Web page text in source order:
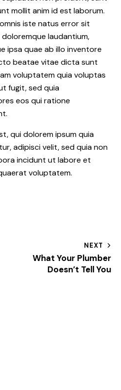
mollit anim id est laborum.
iste natus error sit
laudantium,
ipsa quae ab illo inventore
beatae vitae dicta sunt
voluptatem quia voluptas
fugit, sed quia
eos qui ratione
qui dolorem ipsum quia
adipisci velit, sed quia non
incidunt ut labore et
voluptatem.
NEXT
What Your Plumber
Doesn’t Tell You